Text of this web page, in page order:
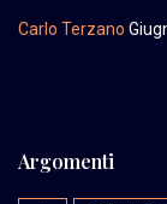
Carlo Terzano
Argomenti